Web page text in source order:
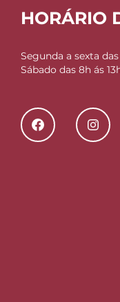
HORÁRIO
Segunda a sexta
Sábado das 8h ás